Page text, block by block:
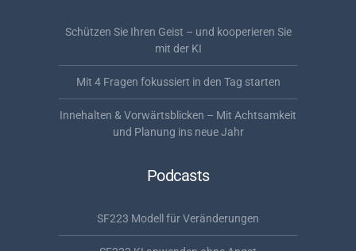
Schützen Sie Ihren Geist – und kooperieren Sie
mit der KI
Mit 4 Fragen fokussiert in den Tag starten
Innehalten & Vorwärtsblicken – Mit Achtsamkeit
und Planung ins neue Jahr
Podcasts
SF223 Modell für Veränderungen